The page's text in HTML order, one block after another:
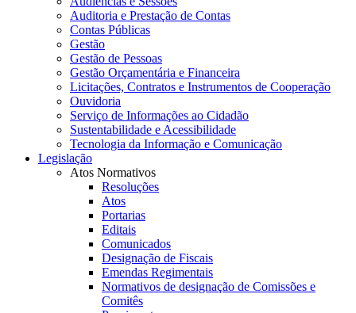
Auditoria e Prestação de Contas
Contas Públicas
Gestão
Gestão de Pessoas
Gestão Orçamentária e Financeira
Licitações, Contratos e Instrumentos de Cooperação
Ouvidoria
Serviço de Informações ao Cidadão
Sustentabilidade e Acessibilidade
Tecnologia da Informação e Comunicação
Legislação
Atos Normativos
Resoluções
Atos
Portarias
Editais
Comunicados
Designação de Fiscais
Emendas Regimentais
Normativos de designação de Comissões e
Comitês